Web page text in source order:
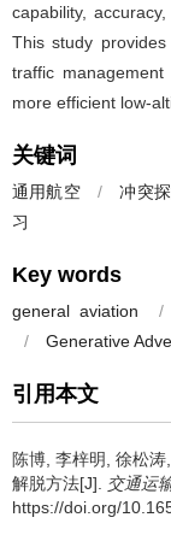
capability,
This study
traffic
more efficient low-
关键词
通用航空 / 冲突
习
Key words
general aviation /
/
Generative
引用本文
陈博 李梓明 徐松涛
解脱方法[J]. 交通运
https://doi.org/